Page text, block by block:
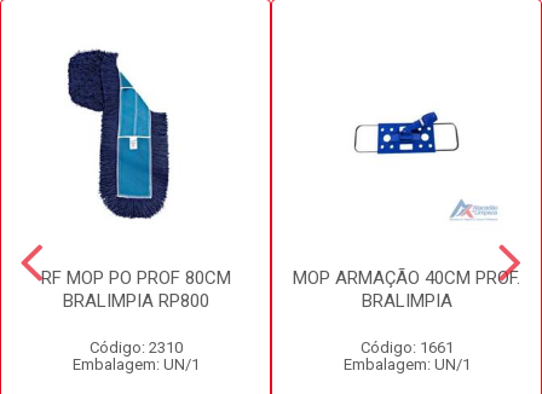
RF MOP PO PROF 80CM
BRALIMPIA RP800
Código: 2310
Embalagem: UN/1
MOP ARMAÇÃO 40CM PROF.
BRALIMPIA
Código: 1661
Embalagem: UN/1